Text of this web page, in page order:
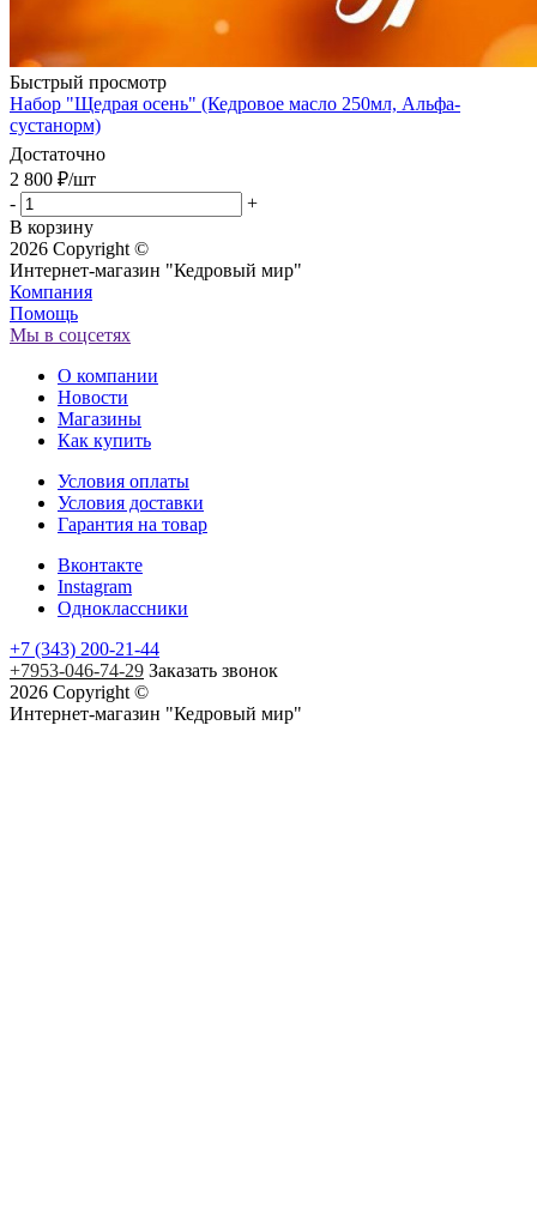
Быстрый просмотр
Набор "Щедрая осень" (Кедровое масло 250мл, Альфа-
сустанорм)
Достаточно
2 800 ₽/шт
-
+
В корзину
2026 Copyright ©
Интернет-магазин "Кедровый мир"
Компания
Помощь
Мы в соцсетях
О компании
Новости
Магазины
Как купить
Условия оплаты
Условия доставки
Гарантия на товар
Вконтакте
Instagram
Одноклассники
+7 (343) 200-21-44
+7953-046-74-29 Заказать звонок
2026 Copyright ©
Интернет-магазин "Кедровый мир"